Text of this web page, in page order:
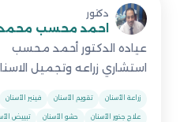
دكتور
احمد محسب
عياده الدكتور أحمد محسب
استشاري زراعه وتجميل
زراعة الأسنان تقويم الأسنان فينير الأسنان
علاج جذور الأسنان حشو الأسنان تبييض